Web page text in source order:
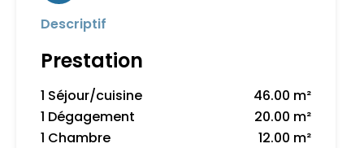
Descriptif
Prestation
1 Séjour/cuisine
46.00 m²
1 Dégagement
20.00 m²
1 Chambre
12.00 m²